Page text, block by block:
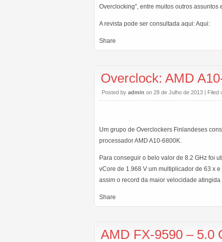
Overclocking”, entre muitos outros assuntos
A revista pode ser consultada aqui: Aqui:
Share
Overclock: AMD
Posted by admin on 28 de Julho de 2013 | Filed
Um grupo de Overclockers Finlandeses
processador AMD A10-6800K.
Para conseguir o belo valor de 8.2 GHz foi
vCore de 1.968 V um multiplicador de 63 x
assim o record da maior velocidade
Share
AMD FX-9590 – 5.0